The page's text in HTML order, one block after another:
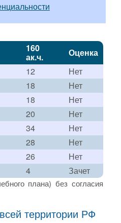
160
ак.ч.
Оценка
12
Нет
18
Нет
18
Нет
20
Нет
34
Нет
28
Нет
26
Нет
4 Зачет
плана) без согласия
территории РФ